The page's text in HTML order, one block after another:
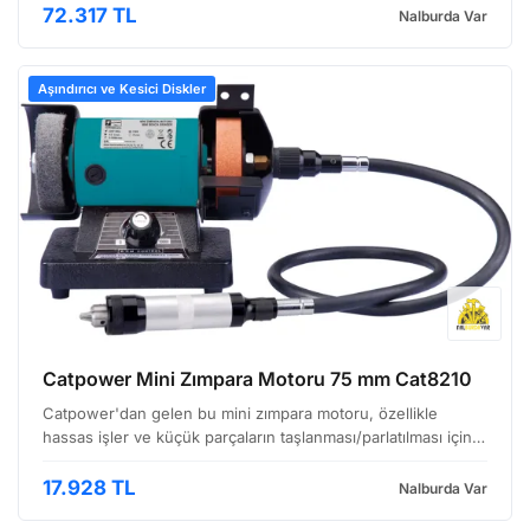
modları'na sahip olması sayesinde, far…
72.317 TL Nalburda Var
Aşındırıcı ve Kesici Diskler
Catpower Mini Zımpara Motoru 75 mm Cat8210
Catpower'dan gelen bu mini zımpara motoru, özellikle
hassas işler ve küçük parçaların taşlanması/parlatılması için
anlaşılacağı üzere kompakt tasarımı sayesinde tezgah …
17.928 TL Nalburda Var